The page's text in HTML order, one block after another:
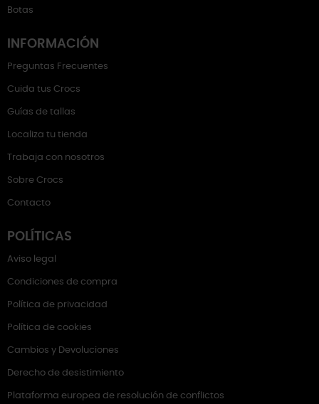
Botas
INFORMACIÓN
Preguntas Frecuentes
Cuida tus Crocs
Guías de tallas
Localiza tu tienda
Trabaja con nosotros
Sobre Crocs
Contacto
POLÍTICAS
Aviso legal
Condiciones de compra
Política de privacidad
Política de cookies
Cambios y Devoluciones
Derecho de desistimiento
Plataforma europea de resolución de conflictos